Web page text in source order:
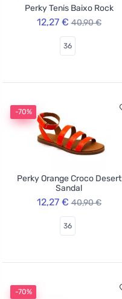
Perky Tenis Baixo Rock
12,27 € 40,90 €
36
-70%
Perky Orange Croco Desert
Sandal
12,27 € 40,90 €
36
-70%